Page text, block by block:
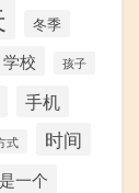
冬季
学校 孩子
手机
式 时间
是一个